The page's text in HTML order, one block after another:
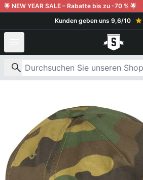
Weiter zum Inhalt
🌟 NEW YEAR SALE – Rabatte bis zu -70 % 🌟
Kunden geben uns 9,6/10
Nach Produkten suchen